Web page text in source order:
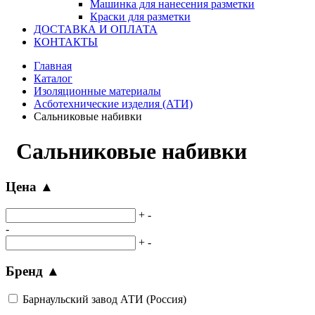
Машинка для нанесения разметки
Краски для разметки
ДОСТАВКА И ОПЛАТА
КОНТАКТЫ
Главная
Каталог
Изоляционные материалы
Асботехнические изделия (АТИ)
Сальниковые набивки
Сальниковые набивки
Цена ▲
+ -
-
+ -
Бренд ▲
Барнаульский завод АТИ (Россия)